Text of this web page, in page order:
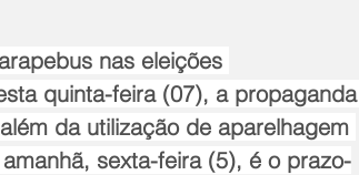
nas eleições
quinta-feira (07), a propaganda
da utilização de aparelhagem
sexta-feira (5), é o prazo-